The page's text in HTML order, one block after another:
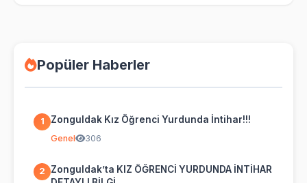
Popüler Haberler
1 Zonguldak Kız Öğrenci Yurdunda İntihar!!!
Genel 306
2
Zonguldak’ta KIZ ÖĞRENCİ YURDUNDA İNTİHAR